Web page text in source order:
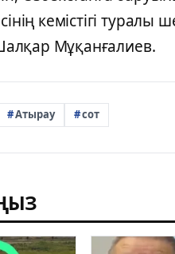
кемістігі
Мұқанғалиев.
Атырау сот